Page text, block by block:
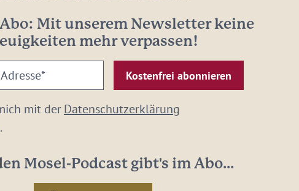
Mit unserem Newsletter keine
mehr verpassen!
mit derDatenschutzerklärung
Mosel-Podcast gibt's im Abo...